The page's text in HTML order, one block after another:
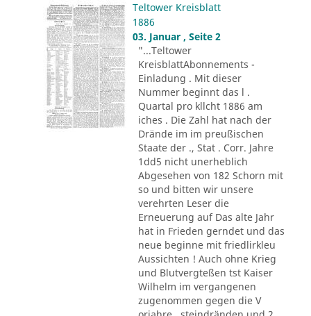
Teltower Kreisblatt
1886
03. Januar , Seite 2
"...Teltower
KreisblattAbonnements -
Einladung . Mit dieser
Nummer beginnt das l .
Quartal pro kllcht 1886 am
iches . Die Zahl hat nach der
Drände im im preußischen
Staate der ., Stat . Corr. Jahre
1dd5 nicht unerheblich
Abgesehen von 182 Schorn mit
so und bitten wir unsere
verehrten Leser die
Erneuerung auf Das alte Jahr
hat in Frieden gerndet und das
neue beginne mit friedlirkleu
Aussichten ! Auch ohne Krieg
und Blutvergteßen tst Kaiser
Wilhelm im vergangenen
zugenommen gegen die V